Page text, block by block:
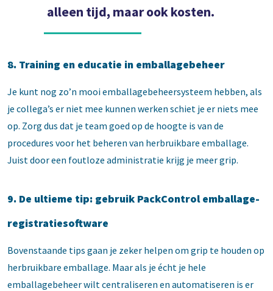
alleen tijd, maar ook kosten.
8. Training en educatie in emballagebeheer
Je kunt nog zo’n mooi emballagebeheersysteem hebben, als
je collega’s er niet mee kunnen werken schiet je er niets mee
op. Zorg dus dat je team goed op de hoogte is van de
procedures voor het beheren van herbruikbare emballage.
Juist door een foutloze administratie krijg je meer grip.
9. De ultieme tip: gebruik PackControl emballage-
registratiesoftware
Bovenstaande tips gaan je zeker helpen om grip te houden op
herbruikbare emballage. Maar als je écht je hele
emballagebeheer wilt centraliseren en automatiseren is er